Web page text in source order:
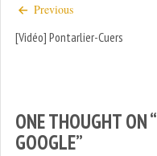
Previous
[Vidéo] Pontarlier-Cuers
ONE THOUGHT ON “
GOOGLE”